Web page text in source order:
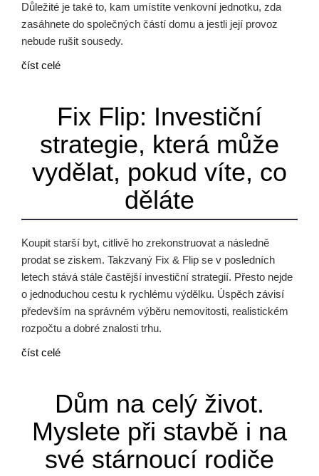
Důležité je také to, kam umístíte venkovní jednotku, zda
zasáhnete do společných částí domu a jestli její provoz
nebude rušit sousedy.
číst celé
Fix Flip: Investiční
strategie, která může
vydělat, pokud víte, co
děláte
Koupit starší byt, citlivě ho zrekonstruovat a následně
prodat se ziskem. Takzvaný Fix & Flip se v posledních
letech stává stále častější investiční strategií. Přesto nejde
o jednoduchou cestu k rychlému výdělku. Úspěch závisí
především na správném výběru nemovitosti, realistickém
rozpočtu a dobré znalosti trhu.
číst celé
Dům na celý život.
Myslete při stavbě i na
své stárnoucí rodiče